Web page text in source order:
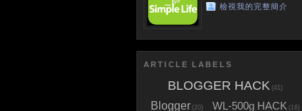
檢視我的完整簡介
ARTICLE LABELS
BLOGGER HACK (41)
Blogger (20) WL-500g HACK (16)